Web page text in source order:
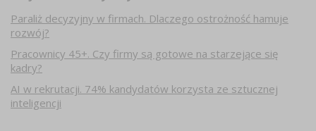
Paraliż decyzyjny w firmach. Dlaczego ostrożność hamuje
rozwój?
Pracownicy 45+. Czy firmy są gotowe na starzejące się
kadry?
AI w rekrutacji. 74% kandydatów korzysta ze sztucznej
inteligencji